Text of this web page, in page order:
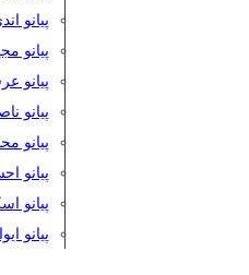
پیانو
پیانو
پیانو
پیانو
پیانو
پیانو
پیانو
پیانو